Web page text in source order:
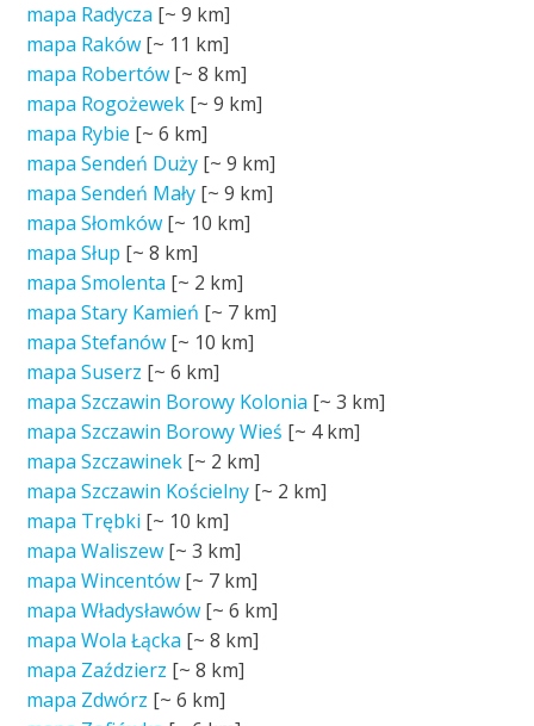
mapa Radycza [~9 km]
mapa Raków [~ 11 km]
mapa Robertów [~8 km]
mapa Rogożewek [~9 km]
mapa Rybie [~6 km]
mapa Sendeń Duży [~9 km]
mapa Sendeń Mały [~9 km]
mapa Słomków [~ 10 km]
mapa Słup [~8 km]
mapa Smolenta [~ 2 km]
mapa Stary Kamień [~ 7 km]
mapa Stefanów [~ 10 km]
mapa Suserz [~6 km]
mapa Szczawin Borowy Kolonia [~3 km]
mapa Szczawin Borowy Wieś [~ 4 km]
mapa Szczawinek [~ 2 km]
mapa Szczawin Kościelny [~ 2 km]
mapa Trębki [~ 10 km]
mapa Waliszew [~3 km]
mapa Wincentów [~ 7 km]
mapa Władysławów [~6 km]
mapa Wola Łącka [~8 km]
mapa Zaździerz [~8 km]
mapa Zdwórz [~6 km]